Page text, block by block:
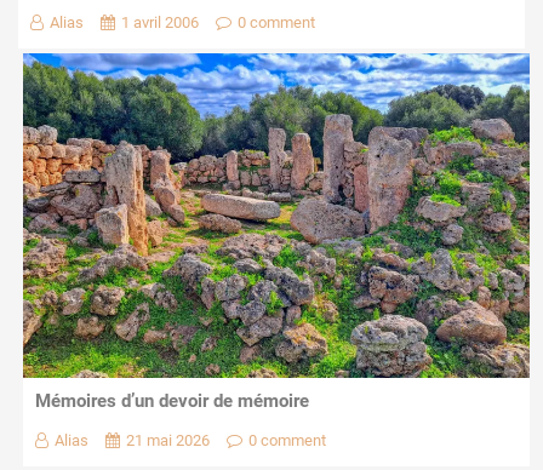
Alias 1 avril 2006 0 comment
Mémoires d’un devoir de mémoire
Alias 21 mai 2026 0 comment